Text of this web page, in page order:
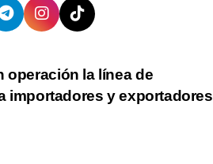
operación la línea de
importadores y exportadores